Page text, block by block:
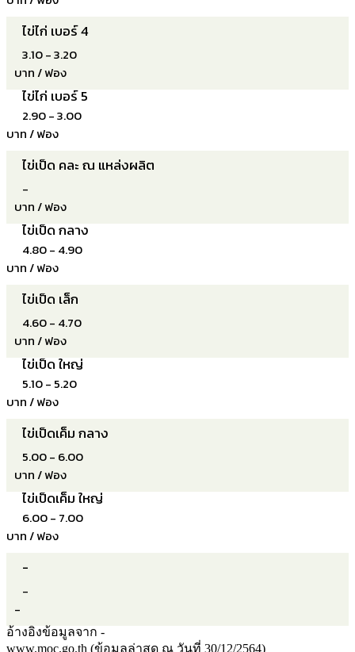
ไข่ไก่ เบอร์ 4
3.10 - 3.20
บาท / ฟอง
ไข่ไก่ เบอร์ 5
2.90 - 3.00
บาท / ฟอง
ไข่เป็ด คละ ณ แหล่งผลิต
-
บาท / ฟอง
ไข่เป็ด กลาง
4.80 - 4.90
บาท / ฟอง
ไข่เป็ด เล็ก
4.60 - 4.70
บาท / ฟอง
ไข่เป็ด ใหญ่
5.10 - 5.20
บาท / ฟอง
ไข่เป็ดเค็ม กลาง
5.00 - 6.00
บาท / ฟอง
ไข่เป็ดเค็ม ใหญ่
6.00 - 7.00
บาท / ฟอง
-
-
-
อ้างอิงข้อมูลจาก -
www.moc.go.th (ข้อมูลล่าสุด ณ วันที่ 30/12/2564)